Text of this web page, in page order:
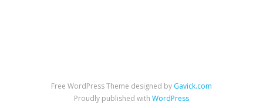
Free WordPress Theme designed by Gavick.com
Proudly published with WordPress